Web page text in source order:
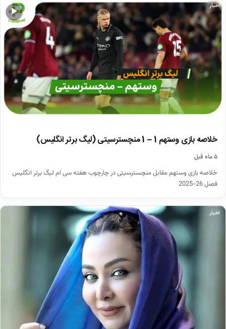
▶
اخبار
خلاصه بازی وستهم 1 – 1 منچسترسیتی (لیگ برتر انگلیس)
۵ ماه قبل
خلاصه بازی وستهم مقابل منچسترسیتی در چارچوب هفته سی ام لیگ برتر انگلیس
فصل 26-2025
اخبار